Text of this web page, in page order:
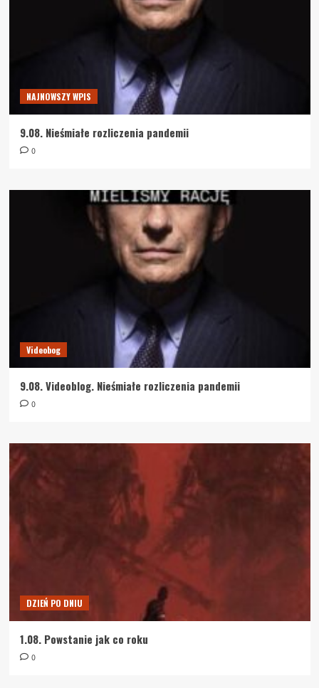
NAJNOWSZY WPIS
9.08. Nieśmiałe rozliczenia pandemii
0
Videobog
9.08. Videoblog. Nieśmiałe rozliczenia pandemii
0
DZIEŃ PO DNIU
1.08. Powstanie jak co roku
0